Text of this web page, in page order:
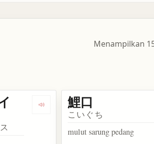
Menampilkan
Dengarkan kosakata 鯉ヘルペスウ
鯉口
こいぐち
mulut sarung pedang